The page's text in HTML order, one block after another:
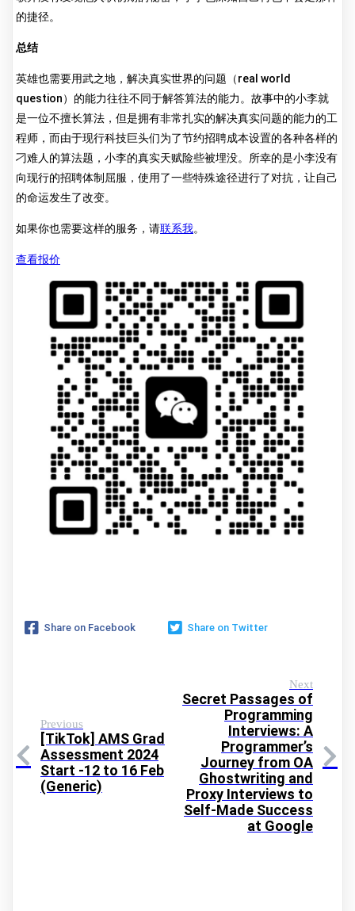
的捷径。
总结
英雄也需要用武之地，解决真实世界的问题（real world
question）的能力往往不同于解答算法的能力。故事中的小李就
是一位不擅长算法，但是拥有非常扎实的解决真实问题的能力的工
程师，而由于现行科技巨头们为了节约招聘成本设置的各种各样的
刁难人的算法题，小李的真实天赋险些被埋没。所幸的是小李没有
向现行的招聘体制屈服，使用了一些特殊途径进行了对抗，让自己
的命运发生了改变。
如果你也需要这样的服务，请联系我。
查看报价
Share on Facebook Share on Twitter
Previous
[TikTok] AMS Grad
Assessment 2024
Start -12 to 16 Feb
(Generic)
Next
Secret Passages of
Programming
Interviews: A
Programmer’s
Journey from OA
Ghostwriting and
Proxy Interviews to
Self-Made Success
at Google